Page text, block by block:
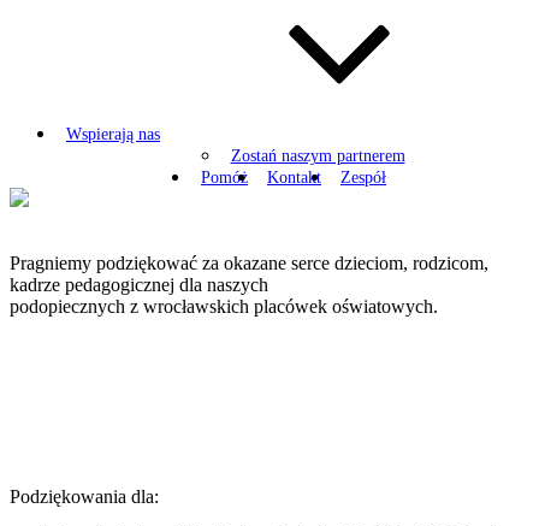
Wspierają nas
Zostań naszym partnerem
Pomóż
Kontakt Zespół
Pragniemy podziękować za okazane serce dzieciom, rodzicom,
kadrze pedagogicznej dla naszych
podopiecznych z wrocławskich placówek oświatowych.
Podziękowania dla: